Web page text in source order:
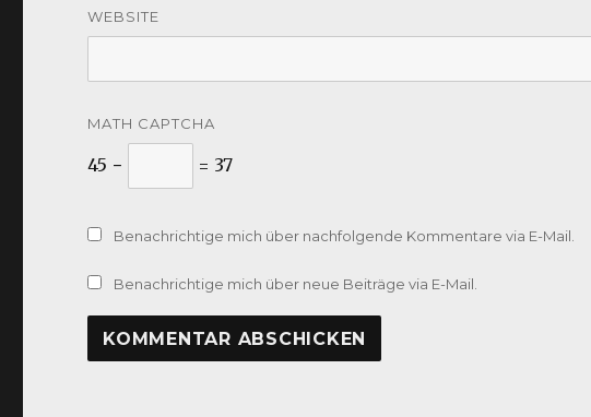
WEBSITE
MATH CAPTCHA
45 − = 37
Benachrichtige mich über nachfolgende Kommentare via E-Mail.
Benachrichtige mich über neue Beiträge via E-Mail.